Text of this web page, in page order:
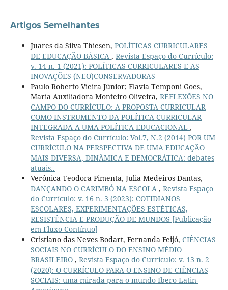
Artigos Semelhantes
Juares da Silva Thiesen, POLÍTICAS CURRICULARES
DE EDUCAÇÃO BÁSICA , Revista Espaço do Currículo:
v. 14 n. 1 (2021): POLÍTICAS CURRICULARES E AS
INOVAÇÕES (NEO)CONSERVADORAS
Paulo Roberto Vieira Júnior; Flavia Temponi Goes,
Maria Auxiliadora Monteiro Oliveira, REFLEXÕES NO
CAMPO DO CURRÍCULO: A PROPOSTA CURRICULAR
COMO INSTRUMENTO DA POLÍTICA CURRICULAR
INTEGRADA A UMA POLÍTICA EDUCACIONAL ,
Revista Espaço do Currículo: Vol.7, N.2 (2014) POR UM
CURRÍCULO NA PERSPECTIVA DE UMA EDUCAÇÃO
MAIS DIVERSA, DINÂMICA E DEMOCRÁTICA: debates
atuais..
Verônica Teodora Pimenta, Julia Medeiros Dantas,
DANÇANDO O CARIMBÓ NA ESCOLA , Revista Espaço
do Currículo: v. 16 n. 3 (2023): COTIDIANOS
ESCOLARES, EXPERIMENTAÇÕES ESTÉTICAS,
RESISTÊNCIA E PRODUÇÃO DE MUNDOS [Publicação
em Fluxo Contínuo]
Cristiano das Neves Bodart, Fernanda Feijó, CIÊNCIAS
SOCIAIS NO CURRÍCULO DO ENSINO MÉDIO
BRASILEIRO , Revista Espaço do Currículo: v. 13 n. 2
(2020): O CURRÍCULO PARA O ENSINO DE CIÊNCIAS
SOCIAIS: uma mirada para o mundo Ibero Latin-